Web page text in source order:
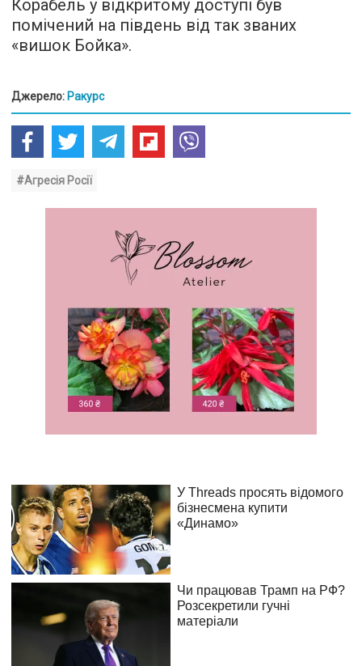
Корабель у відкритому доступі був
помічений на південь від так званих
«вишок Бойка».
Джерело: Ракурс
#Агресія Росії